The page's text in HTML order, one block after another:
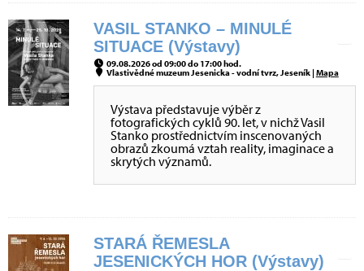
VASIL STANKO – MINULÉ
SITUACE (Výstavy)
09.08.2026 od 09:00 do 17:00 hod.
Vlastivědné muzeum Jesenicka - vodní tvrz, Jeseník |Mapa
Výstava představuje výběr z
fotografických cyklů 90. let, v nichž Vasil
Stanko prostřednictvím inscenovaných
obrazů zkoumá vztah reality, imaginace a
skrytých významů.
STARÁ ŘEMESLA
JESENICKÝCH HOR (Výstavy)